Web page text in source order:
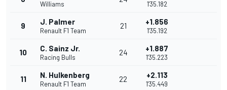
Williams 1'35.182
9 J. Palmer
Renault F1 Team
21 +1.856
1'35.192
10 C. Sainz Jr.
Racing Bulls
24 +1.887
1'35.223
11 N. Hulkenberg
Renault F1 Team
22 +2.113
1'35.449